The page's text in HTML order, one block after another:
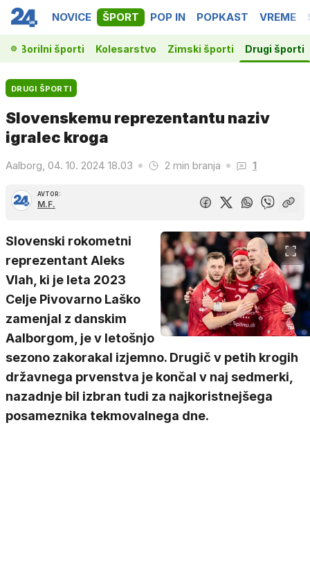
NOVICE ŠPORT POP IN POPKAST VREME
Borilni športi Kolesarstvo Zimski športi Drugi športi
DRUGI ŠPORTI
Slovenskemu reprezentantu naziv
igralec kroga
Aalborg, 04. 10. 2024 18.03 2 min branja 1
AVTOR:
M.F.
Slovenski rokometni
reprezentant Aleks
Vlah, ki je leta 2023
Celje Pivovarno Laško
zamenjal z danskim
Aalborgom, je v letošnjo
sezono zakorakal izjemno. Drugič v petih krogih
državnega prvenstva je končal v naj sedmerki,
nazadnje bil izbran tudi za najkoristnejšega
posameznika tekmovalnega dne.